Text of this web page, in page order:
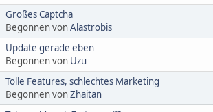
Großes Captcha
Begonnen vonAlastrobis
Update gerade eben
Begonnen von Uzu
Tolle Features, schlechtes Marketing
Begonnen vonZhaitan